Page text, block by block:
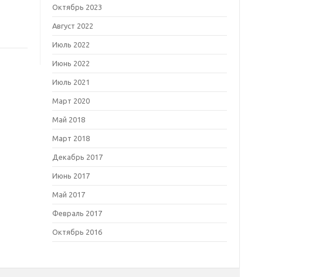
Октябрь 2023
Август 2022
Июль 2022
Июнь 2022
Июль 2021
Март 2020
Май 2018
Март 2018
Декабрь 2017
Июнь 2017
Май 2017
Февраль 2017
Октябрь 2016